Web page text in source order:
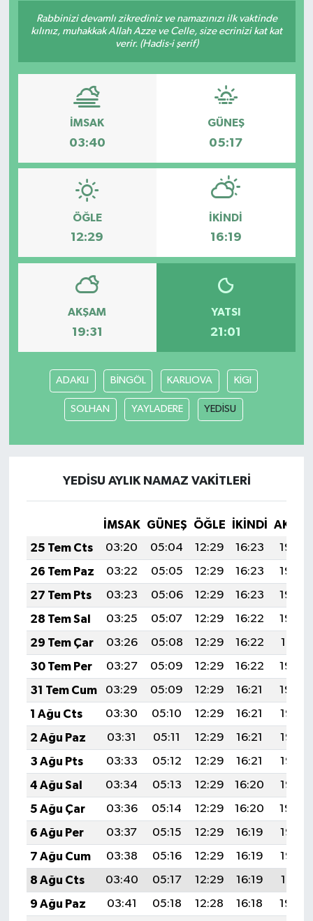
Rabbinizi devamlı zikrediniz ve namazınızı ilk vaktinde
kılınız, muhakkak Allah Azze ve Celle, size ecrinizi kat kat
verir. (Hadis-i şerif)
İMSAK
03:40
GÜNEŞ
05:17
ÖĞLE
12:29
İKINDI
16:19
AKŞAM
19:31
YATSI
21:01
ADAKLI BİNGÖL KARLIOVA KİGI
SOLHAN YAYLADERE YEDİSU
YEDİSU AYLIK NAMAZ VAKITLERI
İMSAK GÜNEŞ ÖĞLE İKINDI
25 Tem Cts
03:20 05:04 12:29 16:23
19:45
26 Tem Paz
03:22 05:05 12:29 16:23
19:44
27 Tem Pts
03:23 05:06 12:29 16:23
19:43
28 Tem Sal
03:25 05:07 12:29 16:22
19:42
29 Tem Çar
03:26 05:08 12:29 16:22
19:41
30 Tem Per
03:27 05:09 12:29 16:22
19:40
31 Tem Cum
03:29 05:09 12:29 16:21
19:39
1 Ağu Cts
03:30 05:10 12:29 16:21
19:38
2 Ağu Paz
03:31 05:11 12:29 16:21
19:37
3 Ağu Pts
03:33 05:12 12:29 16:21
19:36
4 Ağu Sal
03:34 05:13 12:29 16:20
19:35
5 Ağu Çar
03:36 05:14 12:29 16:20
19:34
6 Ağu Per
03:37 05:15 12:29 16:19
19:33
7 Ağu Cum
03:38 05:16 12:29 16:19
19:32
8 Ağu Cts
03:40 05:17 12:29 16:19
19:31
9 Ağu Paz
03:41 05:18 12:28 16:18
19:29